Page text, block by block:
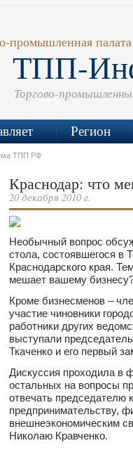
промышленная
ТПП-
Торгово-
Регион
ТПП РФ
Краснодар: что
20 декабря 2010 г.
Необычный вопрос
стола, состоявшегося в
Краснодарского края.
мешает вашему
Кроме бизнесменов –
участие чиновники
работники других
выступали
Ткаченко и его первый
Дискуссия проходила в
остальных на вопросы
отвечать председателю
предпринимательству,
внешнеэкономическим
Николаю Кравченко.